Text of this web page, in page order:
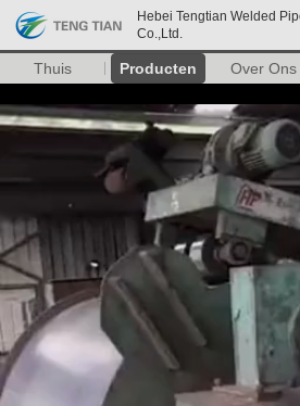
Hebei Tengtian Welded
Co.,Ltd.
Thuis Producten Over Ons